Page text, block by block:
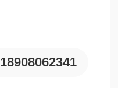
18908062341